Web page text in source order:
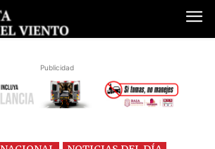
Publicidad